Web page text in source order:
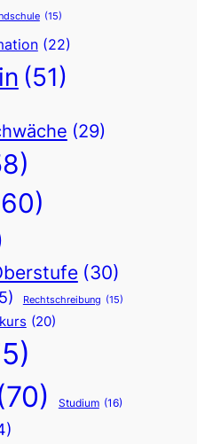
(15)
(22)
(51)
(29)
(30)
Rechtschreibung (15)
(20)
Studium (16)